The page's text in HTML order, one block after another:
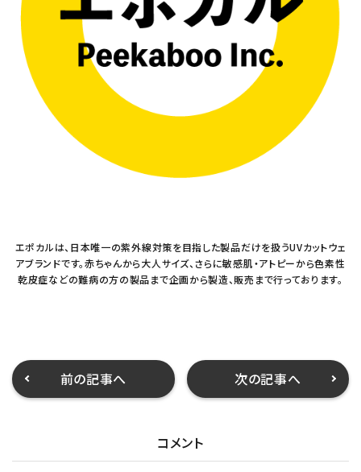
エポカルは、日本唯一の紫外線対策を目指した製品だけを扱うUVカットウェ
アブランドです。赤ちゃんから大人サイズ、さらに敏感肌・アトピーから色素性
乾皮症などの難病の方の製品まで企画から製造、販売まで行っております。
前の記事へ 次の記事へ
コメント